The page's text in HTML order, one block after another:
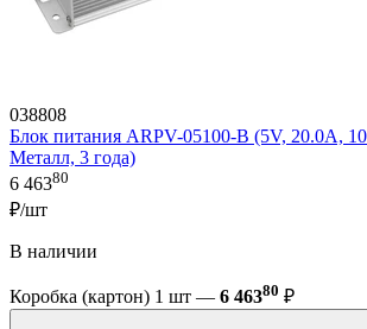
038808
Блок питания ARPV-05100-B (5V, 20.0A,
Металл, 3 года)
6 46380
₽/шт
В наличии
Коробка (картон) 1 шт — 6 46380 ₽